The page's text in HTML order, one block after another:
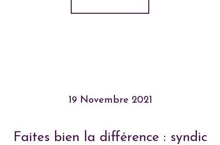
19 Novembre 2021
Faites bien la différence : syndic